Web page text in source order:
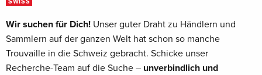
SWISS
Wir suchen für Dich! Unser guter Draht zu Händlern und
Sammlern auf der ganzen Welt hat schon so manche
Trouvaille in die Schweiz gebracht. Schicke unser
Recherche-Team auf die Suche – unverbindlich und